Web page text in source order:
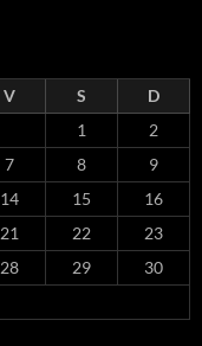
V S
D
1
2
7 8
9
14 15
16
21 22
23
28 29
30